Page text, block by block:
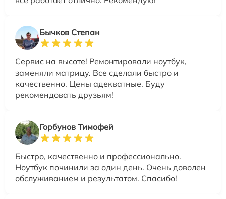
Бычков Степан
Сервис на высоте! Ремонтировали ноутбук,
заменяли матрицу. Все сделали быстро и
качественно. Цены адекватные. Буду
рекомендовать друзьям!
Горбунов Тимофей
Быстро, качественно и профессионально.
Ноутбук починили за один день. Очень доволен
обслуживанием и результатом. Спасибо!